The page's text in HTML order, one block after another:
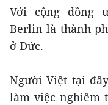
Với cộng đồng
Berlin là thành
ở Đức.
Người Việt tại
làm việc nghiêm